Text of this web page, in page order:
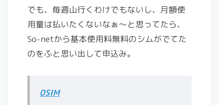
でも、毎週山行くわけでもないし、月額使
用量は払いたくないなぁ～と思ってたら、
So-netから基本使用料無料のシムがでてた
のをふと思い出して申込み。
0SIM